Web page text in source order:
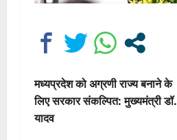
मध्यप्रदेश को अग्रणी राज्य बनाने के
लिए सरकार संकल्पित: मुख्यमंत्री डॉ.
यादव